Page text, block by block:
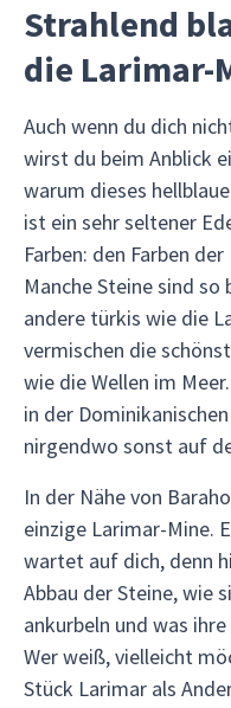
Strahlend
die Larimar-
Auch wenn du dich
wirst du beim Anblick
warum dieses
ist ein sehr seltener
Farben: den Farben
Manche Steine sind
andere türkis wie die
vermischen die
wie die Wellen im
in der
nirgendwo sonst auf
In der Nähe von
einzige Larimar-Mine.
wartet auf dich, denn
Abbau der Steine, wie
ankurbeln und was
Wer weiß, vielleicht
Stück Larimar als